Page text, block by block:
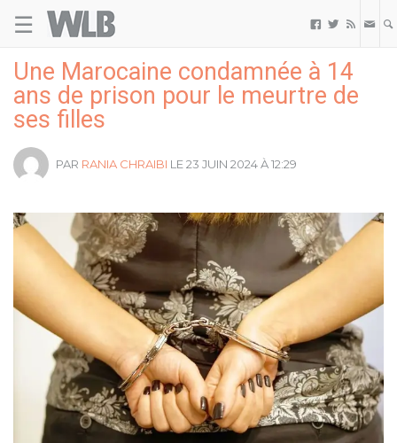
☰   
Une Marocaine condamnée à 14
ans de prison pour le meurtre de
ses filles
PAR RANIA CHRAIBI LE 23 JUIN 2024 À 12:29